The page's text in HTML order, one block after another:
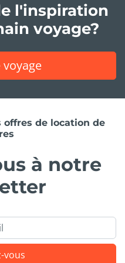
l'inspiration
voyage?
offres de location de
à notre
vous